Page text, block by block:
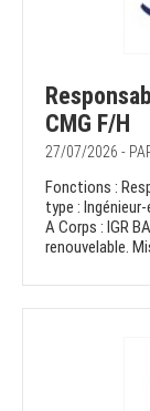
CMG F/H
27/07/2026 -
Fonctions :
type :
A Corps : IGR
renouvelable.